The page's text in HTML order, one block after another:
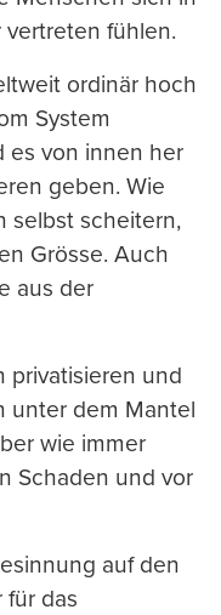
vertreten fühlen.
ordinär hoch
System
es von innen her
geben. Wie
selbst scheitern,
Grösse. Auch
aus der
privatisieren und
unter dem Mantel
wie immer
Schaden und vor
auf den
für das